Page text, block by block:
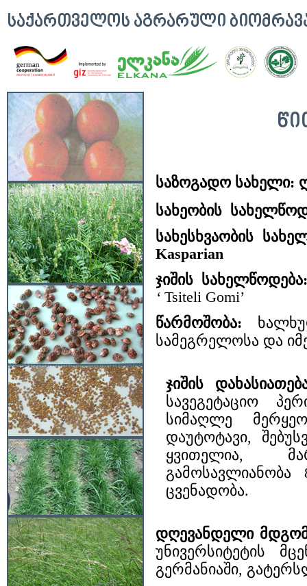
ᲡᲐᲥᲐᲠᲗᲕᲔᲚᲝᲡ ᲐᲒᲠᲐᲠᲣᲚᲘ
საზოგადო სახელი:
სახეობის
სახესხვაობის
Kasparian
ჯიშის სახელწოდება:
‘ Tsiteli Gomi’
წარმოშობა:
სამეგრელოსა და
ჯიშის
სავეგეტაციო
სიმაღლე
დაუტოტავი,
ყვითელია,
გამოსავლიანობა
ცვენადობა.
დღევანდელი
უნივერსიტეტის
გერმანიაში,